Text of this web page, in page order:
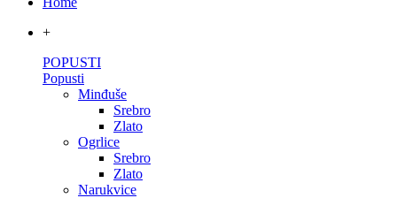
+
POPUSTI
Popusti
Minđuše
Srebro
Zlato
Ogrlice
Srebro
Zlato
Narukvice